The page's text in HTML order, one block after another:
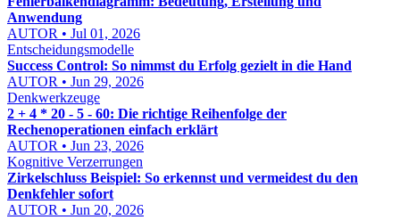
Anwendung
AUTOR • Jul 01, 2026
Entscheidungsmodelle
Success Control: So nimmst du Erfolg gezielt in die Hand
AUTOR • Jun 29, 2026
Denkwerkzeuge
2 + 4 * 20 - 5 - 60: Die richtige Reihenfolge der
Rechenoperationen einfach erklärt
AUTOR • Jun 23, 2026
Kognitive Verzerrungen
Zirkelschluss Beispiel: So erkennst und vermeidest du den
Denkfehler sofort
AUTOR • Jun 20, 2026